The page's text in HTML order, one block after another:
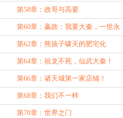
第58章：政哥与高要
第60章：嬴政：我要大秦，一世永
昌！
第62章：熊孩子啸天的肥宅化
第64章：祖龙不死，仙武大秦！
第66章：诸天城第一家店铺！
第68章：我们不一样
第70章：世界之门